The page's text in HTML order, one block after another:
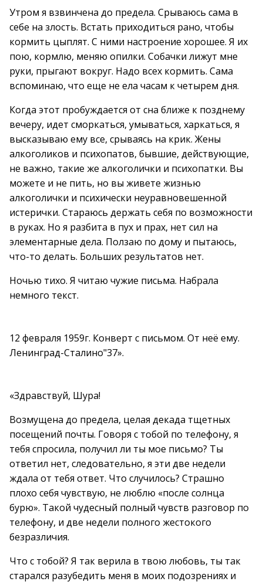
Утром я взвинчена до предела. Срываюсь сама в
себе на злость. Встать приходиться рано, чтобы
кормить цыплят. С ними настроение хорошее. Я их
пою, кормлю, меняю опилки. Собачки лижут мне
руки, прыгают вокруг. Надо всех кормить. Сама
вспоминаю, что еще не ела часам к четырем дня.
Когда этот пробуждается от сна ближе к позднему
вечеру, идет сморкаться, умываться, харкаться, я
высказываю ему все, срываясь на крик. Жены
алкоголиков и психопатов, бывшие, действующие,
не важно, такие же алкоголички и психопатки. Вы
можете и не пить, но вы живете жизнью
алкоголички и психически неуравновешенной
истерички. Стараюсь держать себя по возможности
в руках. Но я разбита в пух и прах, нет сил на
элементарные дела. Ползаю по дому и пытаюсь,
что-то делать. Больших результатов нет.
Ночью тихо. Я читаю чужие письма. Набрала
немного текст.
12 февраля 1959г. Конверт с письмом. От неё ему.
Ленинград-Сталино"37».
«Здравствуй, Шура!
Возмущена до предела, целая декада тщетных
посещений почты. Говоря с тобой по телефону, я
тебя спросила, получил ли ты мое письмо? Ты
ответил нет, следовательно, я эти две недели
ждала от тебя ответ. Что случилось? Страшно
плохо себя чувствую, не люблю «после солнца
бурю». Такой чудесный полный чувств разговор по
телефону, и две недели полного жестокого
безразличия.
Что с тобой? Я так верила в твою любовь, ты так
старался разубедить меня в моих подозрениях и